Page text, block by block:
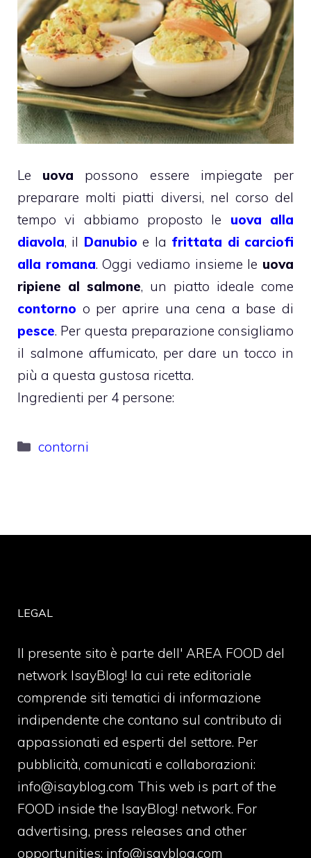
Le uova possono essere impiegate per
preparare molti piatti diversi, nel corso del
tempo vi abbiamo proposto le uova alla
diavola, il Danubio e la frittata di carciofi
alla romana. Oggi vediamo insieme le uova
ripiene al salmone, un piatto ideale come
contorno o per aprire una cena a base di
pesce. Per questa preparazione consigliamo
il salmone affumicato, per dare un tocco in
più a questa gustosa ricetta.
Ingredienti per 4 persone:
Categorie
contorni
LEGAL
Il presente sito è parte dell' AREA FOOD del
network IsayBlog! la cui rete editoriale
comprende siti tematici di informazione
indipendente che contano sul contributo di
appassionati ed esperti del settore. Per
pubblicità, comunicati e collaborazioni:
info@isayblog.com This web is part of the
FOOD inside the IsayBlog! network. For
advertising, press releases and other
opportunities: info@isayblog.com